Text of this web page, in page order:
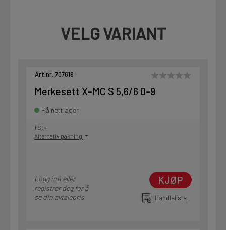
VELG VARIANT
Art.nr. 707619
Merkesett X-MC S 5,6/6 0-9
På nettlager
1 Stk
Alternativ pakning
Logg inn eller
registrer deg for å
se din avtalepris
KJØP
Handleliste